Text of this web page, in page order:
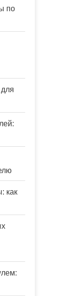
по
как